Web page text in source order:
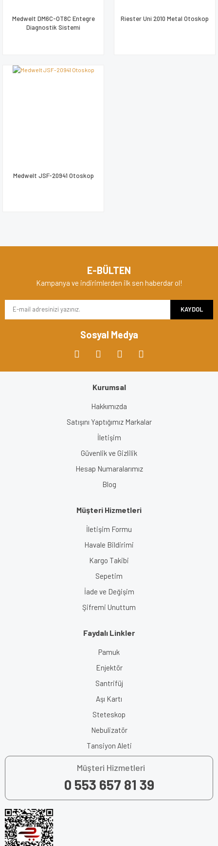
Medwelt DM6C-OT8C Entegre
Diagnostik Sistemi
Riester Uni 2010 Metal Otoskop
Medwelt JSF-20941 Otoskop
E-BÜLTEN
Kampanya ve indirimlerden ilk sen haberdar ol!
KAYDOL
Sosyal Medya
Kurumsal
Hakkımızda
Satışını Yaptığımız Markalar
İletişim
Güvenlik ve Gizlilik
Hesap Numaralarımız
Blog
Müşteri Hizmetleri
İletişim Formu
Havale Bildirimi
Kargo Takibi
Sepetim
İade ve Değişim
Şifremi Unuttum
Faydalı Linkler
Pamuk
Enjektör
Santrifüj
Aşı Kartı
Steteskop
Nebulizatör
Tansiyon Aleti
Müşteri Hizmetleri
0 553 657 81 39